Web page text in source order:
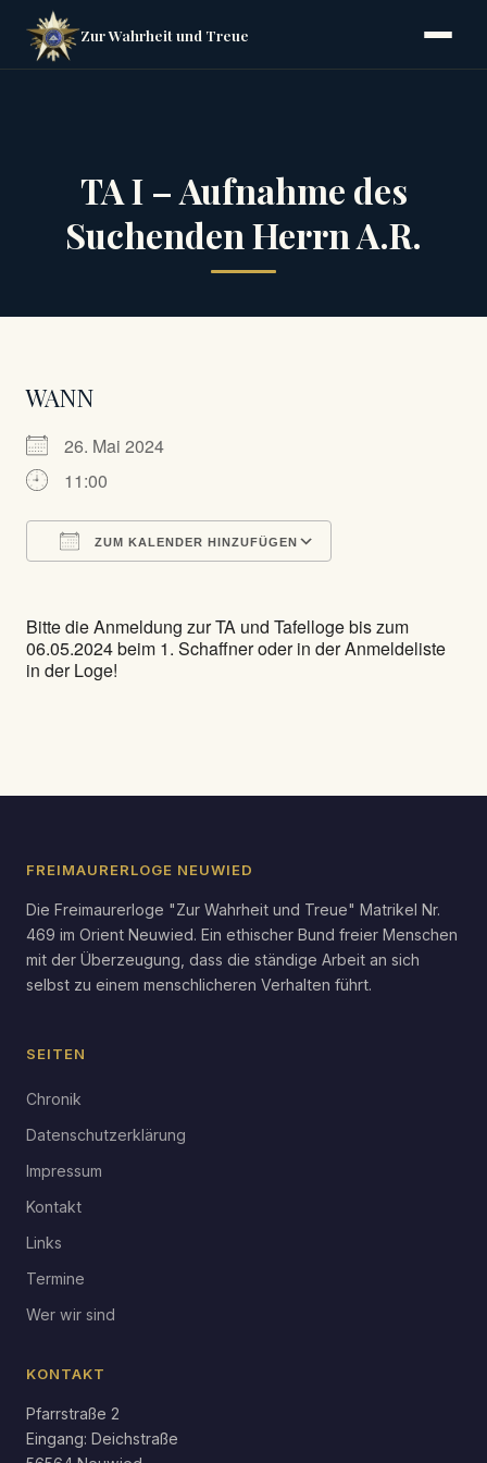
Zur Wahrheit und Treue
TA I – Aufnahme des
Suchenden Herrn A.R.
WANN
26. Mai 2024
11:00
ZUM KALENDER HINZUFÜGEN
Bitte die Anmeldung zur TA und Tafelloge bis zum
06.05.2024 beim 1. Schaffner oder in der Anmeldeliste
in der Loge!
FREIMAURERLOGE NEUWIED
Die Freimaurerloge "Zur Wahrheit und Treue" Matrikel Nr.
469 im Orient Neuwied. Ein ethischer Bund freier Menschen
mit der Überzeugung, dass die ständige Arbeit an sich
selbst zu einem menschlicheren Verhalten führt.
SEITEN
Chronik
Datenschutzerklärung
Impressum
Kontakt
Links
Termine
Wer wir sind
KONTAKT
Pfarrstraße 2
Eingang: Deichstraße